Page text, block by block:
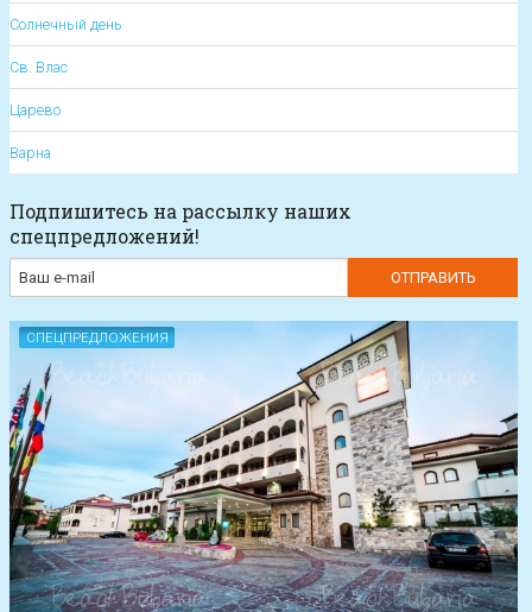
Солнечный день
Св. Влас
Царево
Варна
Подпишитесь на рассылку наших
спецпредложений!
СПЕЦПРЕДЛОЖЕНИЯ